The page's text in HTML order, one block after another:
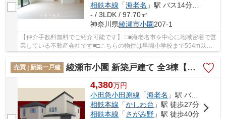
相鉄本線 「海老名 」駅 バス14分 「小園バザール前」 停歩2分
- / 3LDK / 97.70㎡
神奈川県綾瀬市小園207-1
【仲介手数料無料でご紹介可能です】 □■海老名市を中心に地域密着で営
業している不動産会社です■□こちらの物件は早園小学校まで554m以内
にあるのがポイントです。地盤が弱いと大惨事に...
売買 | 新築一戸建
綾瀬市小園 新築戸建て 全3棟【仲介手数料無料】
4,380万円
小田急小田原線 「海老名 」駅 バス15分 「日立相模」 停歩5分
相鉄本線 「かしわ台 」駅 徒歩27分
相鉄本線 「さがみ野 」駅 徒歩40分